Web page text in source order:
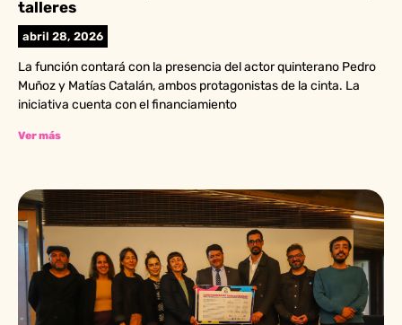
talleres
abril 28, 2026
La función contará con la presencia del actor quinterano Pedro
Muñoz y Matías Catalán, ambos protagonistas de la cinta. La
iniciativa cuenta con el financiamiento
Ver más